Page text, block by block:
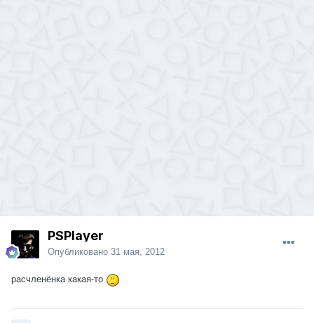
PSPlayer
Опубликовано 31 мая, 2012
расчленёнка какая-то